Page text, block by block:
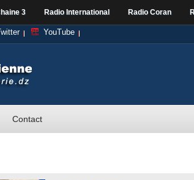
3 Radio International Radio Coran
YouTube
Contact